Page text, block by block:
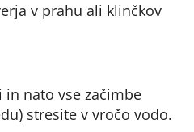
v prahu ali klinčkov
in nato vse začimbe
stresite v vročo vodo.